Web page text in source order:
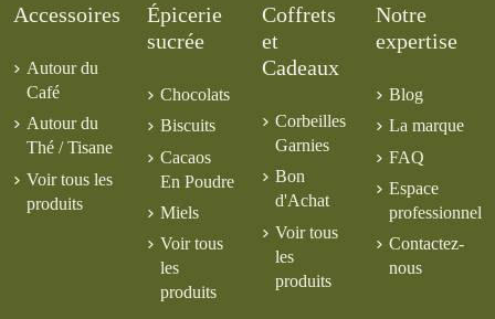
Accessoires
Autour du
Café
Autour du
Thé / Tisane
Voir tous les
produits
Épicerie
sucrée
Chocolats
Biscuits
Cacaos
En Poudre
Miels
Voir tous
les
produits
Coffrets
et
Cadeaux
Corbeilles
Garnies
Bon
d'Achat
Voir tous
les
produits
Notre
expertise
Blog
La marque
FAQ
Espace
professionnel
Contactez-
nous